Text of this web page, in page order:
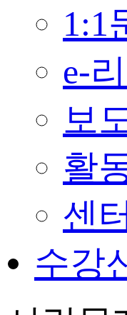
1:1
e-
보
활
센
수강